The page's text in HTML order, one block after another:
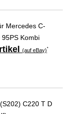
Mercedes C-
Kombi
(auf eBay)*
C220 T D